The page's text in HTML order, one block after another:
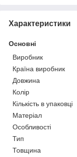
Характеристики
Основні
Виробник
Країна виробник
Довжина
Колір
Кількість в упаковці
Матеріал
Особливості
Тип
Товщина